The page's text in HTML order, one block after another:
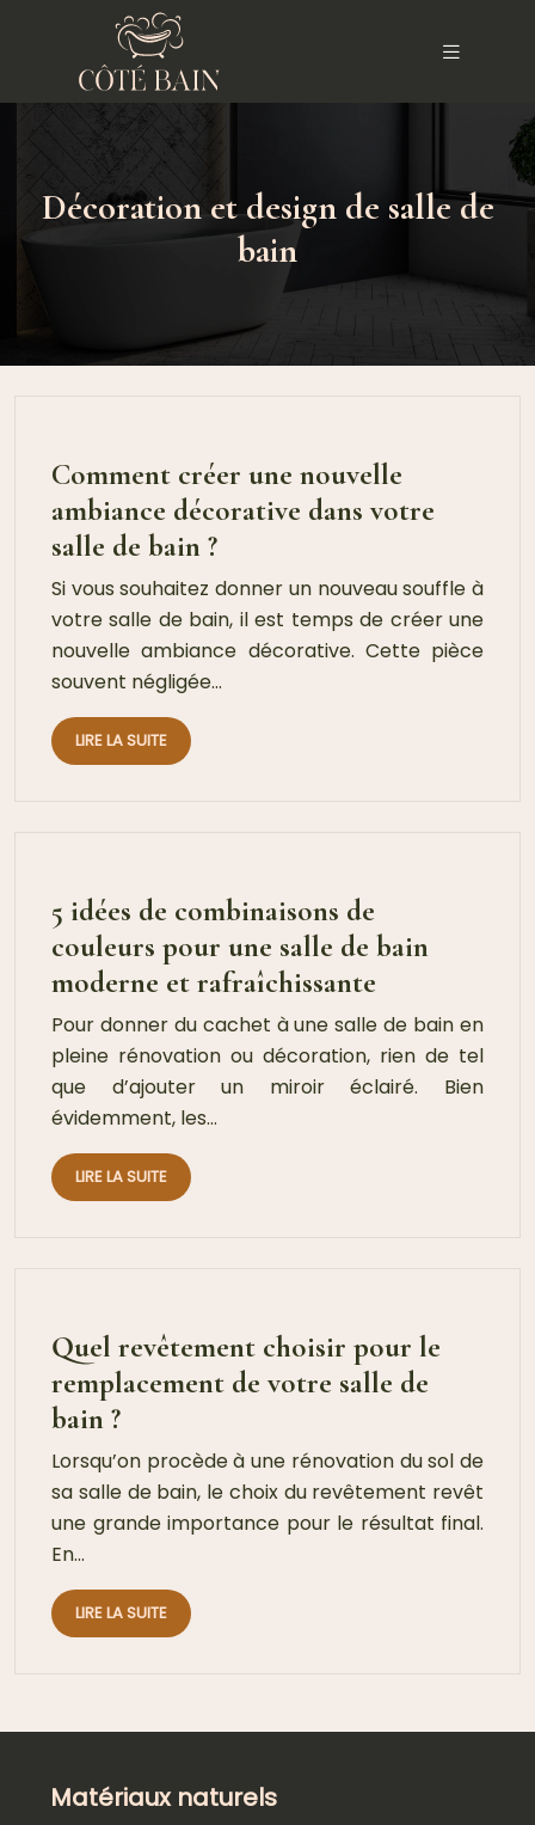
Décoration et design de salle de
bain
Comment créer une nouvelle
ambiance décorative dans votre
salle de bain ?
Si vous souhaitez donner un nouveau souffle à
votre salle de bain, il est temps de créer une
nouvelle ambiance décorative. Cette pièce
souvent négligée…
LIRE LA SUITE
5 idées de combinaisons de
couleurs pour une salle de bain
moderne et rafraîchissante
Pour donner du cachet à une salle de bain en
pleine rénovation ou décoration, rien de tel
que d’ajouter un miroir éclairé. Bien
évidemment, les…
LIRE LA SUITE
Quel revêtement choisir pour le
remplacement de votre salle de
bain ?
Lorsqu’on procède à une rénovation du sol de
sa salle de bain, le choix du revêtement revêt
une grande importance pour le résultat final.
En…
LIRE LA SUITE
Matériaux naturels